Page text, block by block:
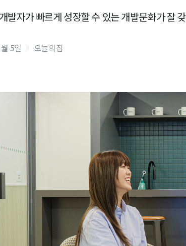
발자가 빠르게 성장할 수 있는 개발문화가 잘
5일 오늘의집